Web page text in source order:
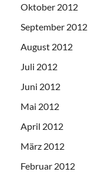
Oktober 2012
September 2012
August 2012
Juli 2012
Juni 2012
Mai 2012
April 2012
März 2012
Februar 2012